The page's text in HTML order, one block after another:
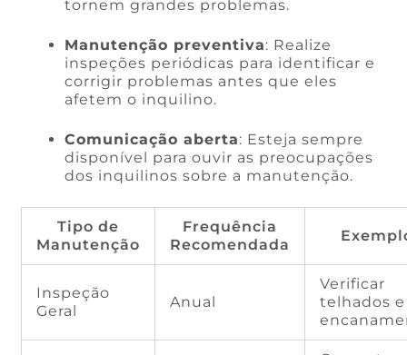
tornem grandes problemas.
Manutenção preventiva: Realize
inspeções periódicas para identificar e
corrigir problemas antes que eles
afetem o inquilino.
Comunicação aberta: Esteja sempre
disponível para ouvir as preocupações
dos inquilinos sobre a manutenção.
Tipo de
Manutenção
Frequência
Recomendada
Inspeção
Geral
Anual
Verificar
telhados e